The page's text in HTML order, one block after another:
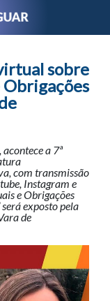
sobre
Obrigações
a 7ª
com transmissão
Instagram e
e Obrigações
exposto pela
de